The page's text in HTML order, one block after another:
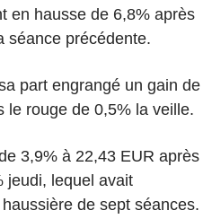
en hausse de 6,8% après
séance précédente.
part engrangé un gain de
le rouge de 0,5% la veille.
3,9% à 22,43 EUR après
jeudi, lequel avait
de sept séances.